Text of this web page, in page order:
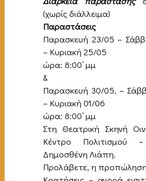
(χωρίς διάλλειμα)
Παραστάσεις
Παρασκευή 23/05 –
– Κυριακή 25/05
ώρα: 8:00’ μμ
&
Παρασκευή 30/05, –
– Κυριακή 01/06
ώρα: 8:00’ μμ
Στη Θεατρική Σκηνή
Κέντρο Πολιτισμού
Δημοσθένη Λιάπη.
Προλάβετε, η προπώληση